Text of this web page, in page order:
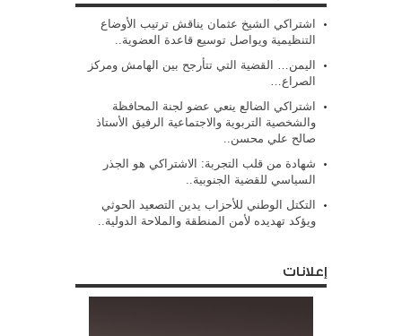
اشتراكي الشيخ عثمان يناقش ترتيب الأوضاع
التنظيمية ويواصل توسيع قاعدة العضوية..
اليمن… القضية التي تتأرجح بين الهامش ومركز
الصراع…
اشتراكي الضالع ينعي عضو لجنة المحافظة
والشخصية التربوية والاجتماعية الرفيق الأستاذ
صالح علي محسن..
شهادة من قلب التجربة: الاشتراكي هو الجذر
السياسي للقضية الجنوبية..
التكتل الوطني للأحزاب يدين التصعيد الحوثي
ويؤكد تهديده لأمن المنطقة والملاحة الدولية..
إعلانات